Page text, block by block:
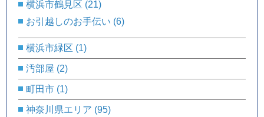
横浜市鶴見区 (21)
お引越しのお手伝い (6)
横浜市緑区 (1)
汚部屋 (2)
町田市 (1)
神奈川県エリア (95)